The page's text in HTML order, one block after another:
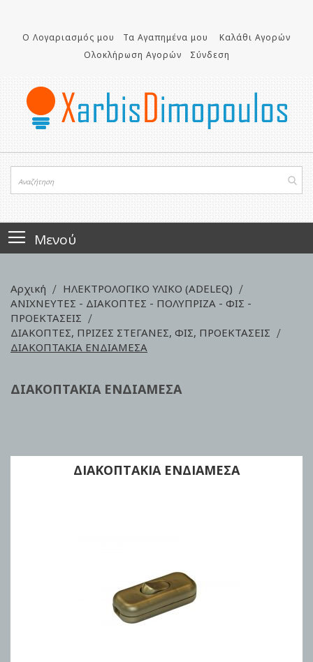
περιεχόμενο
Ο Λογαριασμός μου Τα Αγαπημένα μου
Καλάθι Αγορών
Ολοκλήρωση Αγορών
Σύνδεση
Μενού
Αρχική
ΗΛΕΚΤΡΟΛΟΓΙΚΟ ΥΛΙΚΟ (ADELEQ)
ΑΝΙΧΝΕΥΤΕΣ - ΔΙΑΚΟΠΤΕΣ - ΠΟΛΥΠΡΙΖΑ - ΦΙΣ -
ΠΡΟΕΚΤΑΣΕΙΣ
ΔΙΑΚΟΠΤΕΣ, ΠΡΙΖΕΣ ΣΤΕΓΑΝΕΣ, ΦΙΣ, ΠΡΟΕΚΤΑΣΕΙΣ
ΔΙΑΚΟΠΤΑΚΙΑ ΕΝΔΙΑΜΕΣΑ
ΔΙΑΚΟΠΤΑΚΙΑ ΕΝΔΙΑΜΕΣΑ
ΔΙΑΚΟΠΤΑΚΙΑ ΕΝΔΙΑΜΕΣΑ